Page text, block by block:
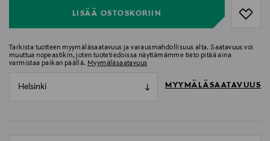
LISÄÄ OSTOSKORIIN
Tarkista tuotteen myymäläsaatavuus ja varausmahdollisuus alta. Saatavuus voi
muuttua nopeastikin, joten tuotetiedoissa näyttämämme tieto pitää aina
varmistaa paikan päällä. Myymäläsaatavuus
Helsinki MYYMÄLÄSAATAVUUS